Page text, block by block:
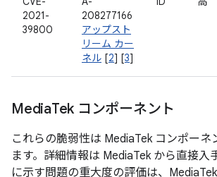
2021-
39800
208277166
アップスト
リーム カー
ネル [2] [3]
MediaTek コンポーネント
これらの脆弱性は MediaTek コンポーネ
ます。詳細情報は MediaTek から直接入
に示す問題の重大度の評価は、